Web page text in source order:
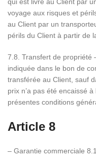
voyage aux risques et
au Client par un
périls du Client à partir de
7.8. Transfert de propriété
indiquée dans le bon de
transférée au Client, sauf
prix n’a pas été encaissé
présentes conditions
Article 8
– Garantie commerciale